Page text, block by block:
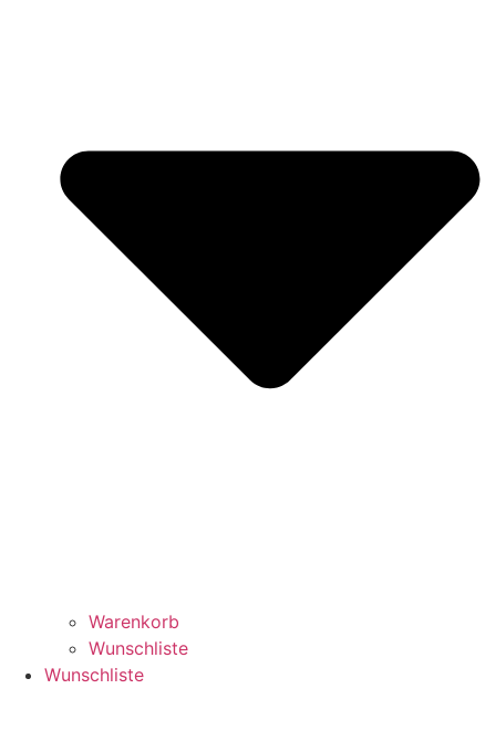
Warenkorb
Wunschliste
Wunschliste